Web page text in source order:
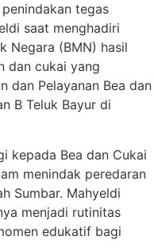
tegas
saat menghadiri
Negara (BMN) hasil
dan cukai yang
dan Pelayanan Bea dan
B Teluk Bayur di
kepada Bea dan Cukai
menindak peredaran
Sumbar. Mahyeldi
menjadi rutinitas
edukatif bagi